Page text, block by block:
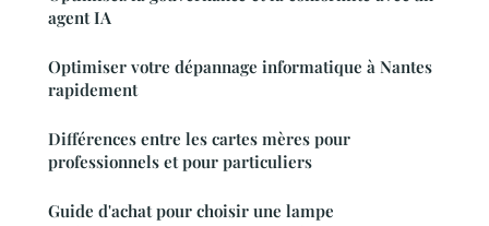
agent IA
Optimiser votre dépannage informatique à Nantes
rapidement
Différences entre les cartes mères pour
professionnels et pour particuliers
Guide d'achat pour choisir une lampe